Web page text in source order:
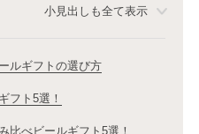
小見出しも全て表示
ルギフトの選び方
フト5選！
比べビールギフト5選！